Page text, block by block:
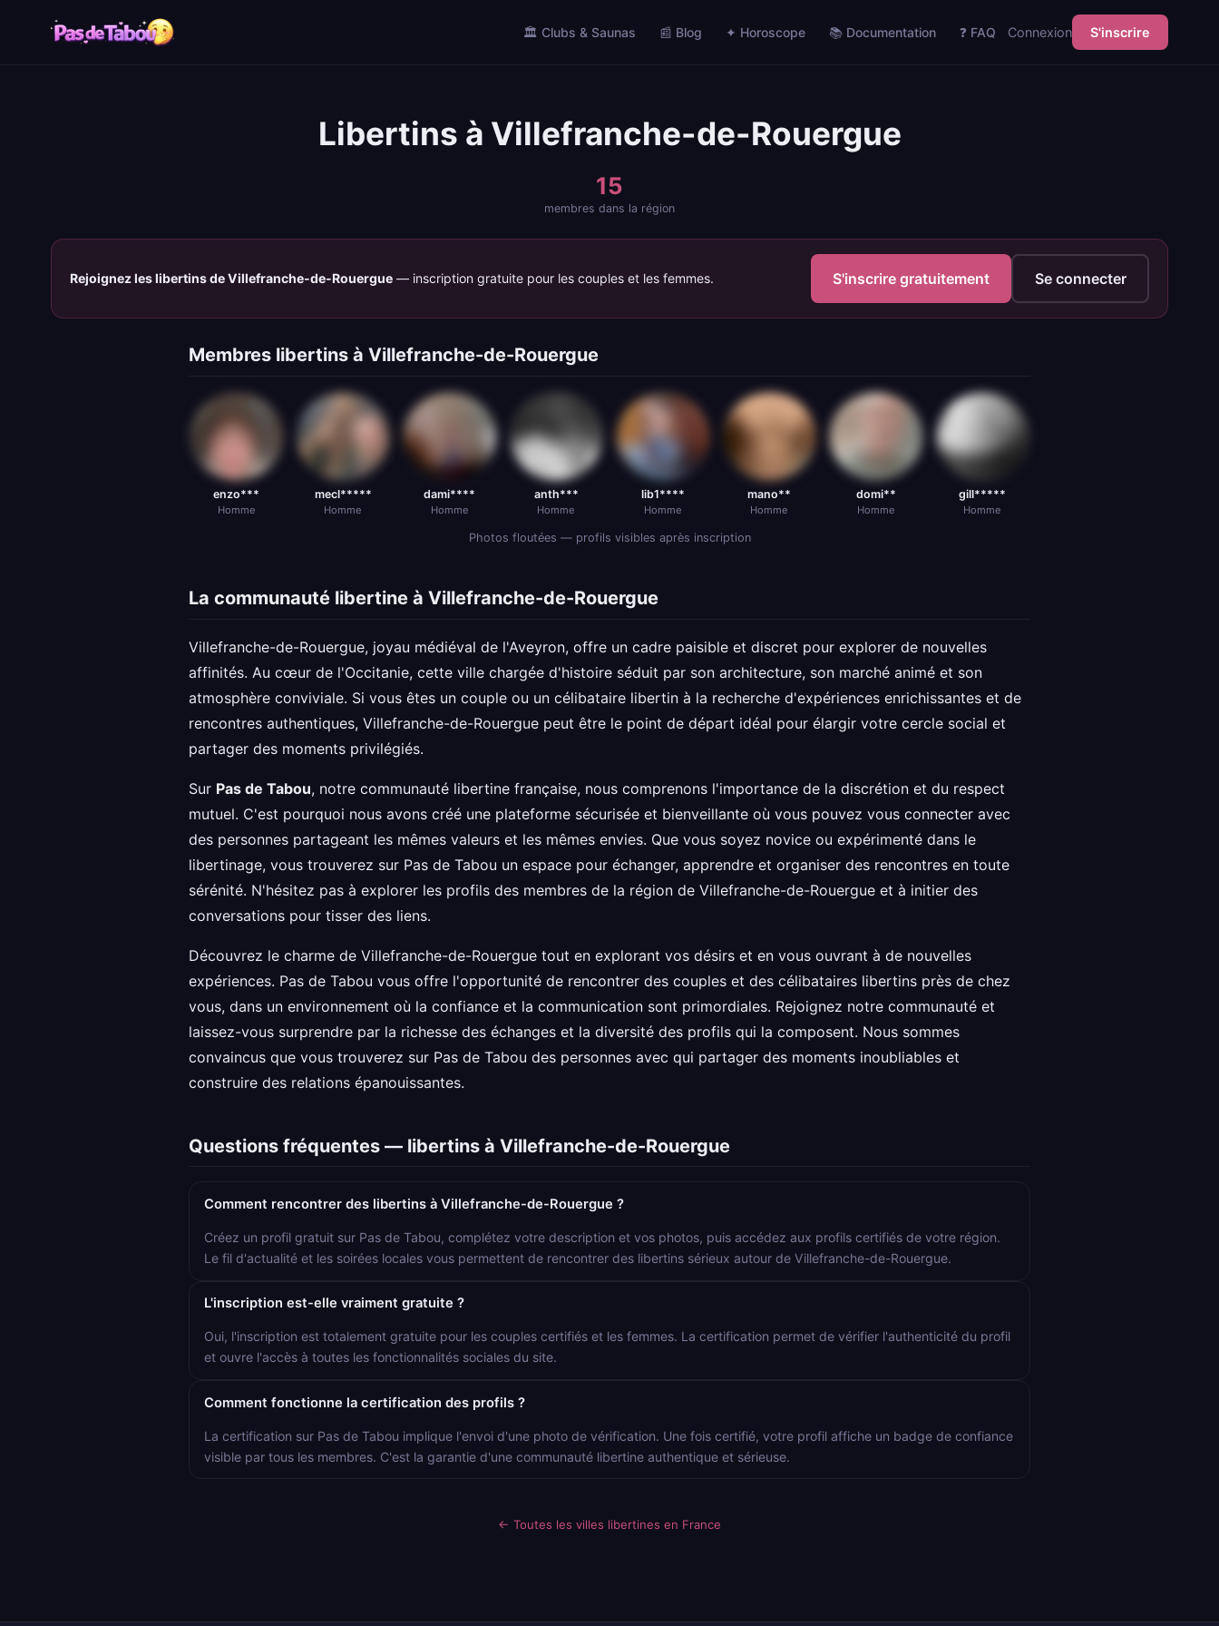
🏛️ Clubs & Saunas 📰 Blog ✦ Horoscope 📚 Documentation ❓ FAQ Connexion S'inscrire
Libertins à Villefranche-de-Rouergue
15
membres dans la région
Rejoignez les libertins de Villefranche-de-Rouergue — inscription gratuite pour les couples et les femmes. S'inscrire gratuitement Se connecter
Membres libertins à Villefranche-de-Rouergue
enzo***
Homme
mecl*****
Homme
dami****
Homme
anth***
Homme
lib1****
Homme
mano**
Homme
domi**
Homme
gill*****
Homme
Photos floutées — profils visibles après inscription
La communauté libertine à Villefranche-de-Rouergue
Villefranche-de-Rouergue, joyau médiéval de l'Aveyron, offre un cadre paisible et discret pour explorer de nouvelles
affinités. Au cœur de l'Occitanie, cette ville chargée d'histoire séduit par son architecture, son marché animé et son
atmosphère conviviale. Si vous êtes un couple ou un célibataire libertin à la recherche d'expériences enrichissantes et de
rencontres authentiques, Villefranche-de-Rouergue peut être le point de départ idéal pour élargir votre cercle social et
partager des moments privilégiés.
Sur Pas de Tabou, notre communauté libertine française, nous comprenons l'importance de la discrétion et du respect
mutuel. C'est pourquoi nous avons créé une plateforme sécurisée et bienveillante où vous pouvez vous connecter avec
des personnes partageant les mêmes valeurs et les mêmes envies. Que vous soyez novice ou expérimenté dans le
libertinage, vous trouverez sur Pas de Tabou un espace pour échanger, apprendre et organiser des rencontres en toute
sérénité. N'hésitez pas à explorer les profils des membres de la région de Villefranche-de-Rouergue et à initier des
conversations pour tisser des liens.
Découvrez le charme de Villefranche-de-Rouergue tout en explorant vos désirs et en vous ouvrant à de nouvelles
expériences. Pas de Tabou vous offre l'opportunité de rencontrer des couples et des célibataires libertins près de chez
vous, dans un environnement où la confiance et la communication sont primordiales. Rejoignez notre communauté et
laissez-vous surprendre par la richesse des échanges et la diversité des profils qui la composent. Nous sommes
convaincus que vous trouverez sur Pas de Tabou des personnes avec qui partager des moments inoubliables et
construire des relations épanouissantes.
Questions fréquentes — libertins à Villefranche-de-Rouergue
Comment rencontrer des libertins à Villefranche-de-Rouergue ?
Créez un profil gratuit sur Pas de Tabou, complétez votre description et vos photos, puis accédez aux profils certifiés de votre région.
Le fil d'actualité et les soirées locales vous permettent de rencontrer des libertins sérieux autour de Villefranche-de-Rouergue.
L'inscription est-elle vraiment gratuite ?
Oui, l'inscription est totalement gratuite pour les couples certifiés et les femmes. La certification permet de vérifier l'authenticité du profil
et ouvre l'accès à toutes les fonctionnalités sociales du site.
Comment fonctionne la certification des profils ?
La certification sur Pas de Tabou implique l'envoi d'une photo de vérification. Une fois certifié, votre profil affiche un badge de confiance
visible par tous les membres. C'est la garantie d'une communauté libertine authentique et sérieuse.
← Toutes les villes libertines en France